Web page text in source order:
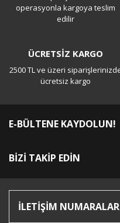
operasyonla kargoya teslim
edilir
ÜCRETSİZ KARGO
2500 TL ve üzeri
ücretsiz kargo
E-BÜLTENE KAYDOLUN!
BİZİ TAKİP EDİN
İLETİŞİM